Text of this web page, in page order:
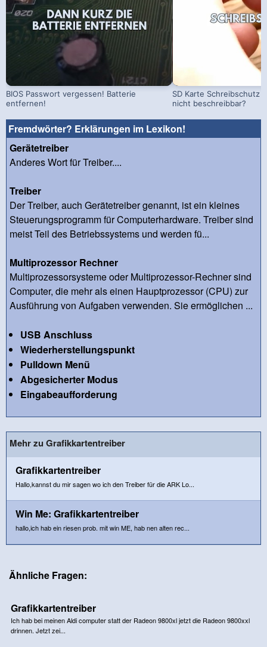
BIOS Passwort vergessen! Batterie
entfernen!
SD Karte Schreibschutz
nicht beschreibbar?
Fremdwörter? Erklärungen im Lexikon!
Gerätetreiber
Anderes Wort für Treiber....
Treiber
Der Treiber, auch Gerätetreiber genannt, ist ein kleines
Steuerungsprogramm für Computerhardware. Treiber sind
meist Teil des Betriebssystems und werden fü...
Multiprozessor Rechner
Multiprozessorsysteme oder Multiprozessor-Rechner sind
Computer, die mehr als einen Hauptprozessor (CPU) zur
Ausführung von Aufgaben verwenden. Sie ermöglichen ...
USB Anschluss
Wiederherstellungspunkt
Pulldown Menü
Abgesicherter Modus
Eingabeaufforderung
Mehr zu Grafikkartentreiber
Grafikkartentreiber
Hallo,kannst du mir sagen wo ich den Treiber für die ARK Lo...
Win Me: Grafikkartentreiber
hallo,ich hab ein riesen prob. mit win ME, hab nen alten rec...
Ähnliche Fragen:
Grafikkartentreiber
Ich hab bei meinen Aldi computer statt der Radeon 9800xl jetzt die Radeon 9800xxl
drinnen. Jetzt zei...